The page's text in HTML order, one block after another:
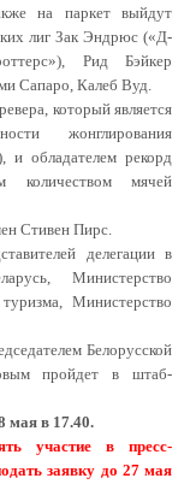
на паркет выйдут
лиг Зак Эндрюс («Д-
Рид Бэйкер
Сапаро, Калеб Вуд.
который является
жонглирования
обладателем рекорд
количеством мячей
Стивен Пирс.
делегации в
Министерство
Министерство
Белорусской
пройдет в штаб-
мая в 17.40.
участие в пресс-
заявку до 27 мая